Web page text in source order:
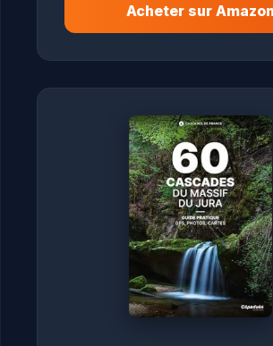
Acheter sur Amazon